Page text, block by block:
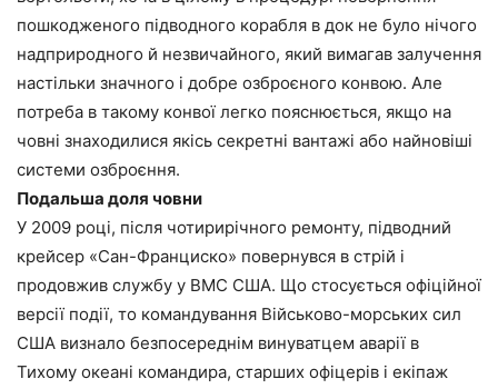
пошкодженого підводного корабля в док не було нічого
надприродного й незвичайного, який вимагав залучення
настільки значного і добре озброєного конвою. Але
потреба в такому конвої легко пояснюється, якщо на
човні знаходилися якісь секретні вантажі або найновіші
системи озброєння.
Подальша доля човни
У 2009 році, після чотирирічного ремонту, підводний
крейсер «Сан-Франциско» повернувся в стрій і
продовжив службу у ВМС США. Що стосується офіційної
версії події, то командування Військово-морських сил
США визнало безпосереднім винуватцем аварії в
Тихому океані командира, старших офіцерів і екіпаж